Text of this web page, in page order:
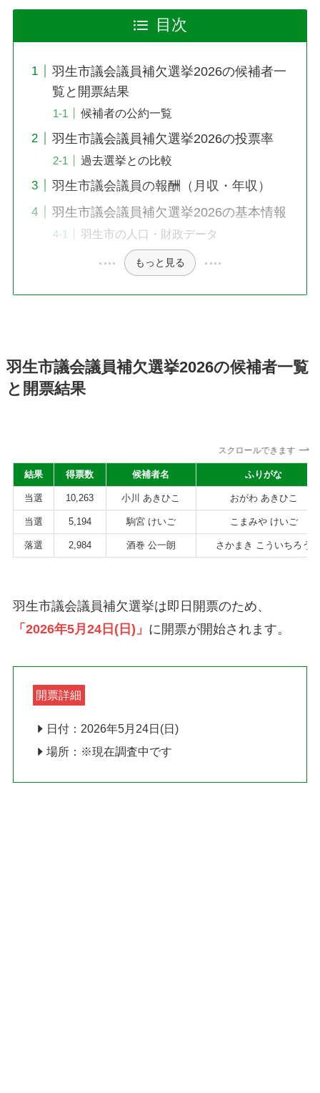
目次
羽生市議会議員補欠選挙2026の候補者一
覧と開票結果
候補者の公約一覧
羽生市議会議員補欠選挙2026の投票率
過去選挙との比較
羽生市議会議員の報酬（月収・年収）
羽生市議会議員補欠選挙2026の基本情報
羽生市の人口・財政データ
もっと見る
羽生市議会議員補欠選挙2026の候補者一覧
と開票結果
スクロールできます
結果 得票数 候補者名 ふりがな
当選 10,263 小川 あきひこ おがわ あきひこ
当選 5,194 駒宮 けいご こまみや けいご
落選 2,984 酒巻 公一朗 さかまき こういちろう
羽生市議会議員補欠選挙は即日開票のため、
「2026年5月24日(日)」 に開票が開始されます。
開票詳細
日付：2026年5月24日(日)
場所：※現在調査中です